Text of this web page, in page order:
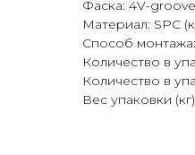
Фаска: 4V-groove
Материал: SPC
Способ
Количество в
Количество в
Вес упаковки